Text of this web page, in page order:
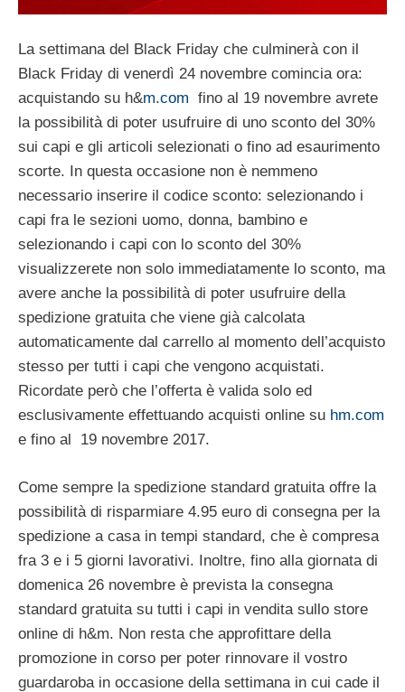
La settimana del Black Friday che culminerà con il
Black Friday di venerdì 24 novembre comincia ora:
acquistando su h&m.com fino al 19 novembre avrete
la possibilità di poter usufruire di uno sconto del 30%
sui capi e gli articoli selezionati o fino ad esaurimento
scorte. In questa occasione non è nemmeno
necessario inserire il codice sconto: selezionando i
capi fra le sezioni uomo, donna, bambino e
selezionando i capi con lo sconto del 30%
visualizzerete non solo immediatamente lo sconto, ma
avere anche la possibilità di poter usufruire della
spedizione gratuita che viene già calcolata
automaticamente dal carrello al momento dell’acquisto
stesso per tutti i capi che vengono acquistati.
Ricordate però che l’offerta è valida solo ed
esclusivamente effettuando acquisti online su hm.com
e fino al 19 novembre 2017.
Come sempre la spedizione standard gratuita offre la
possibilità di risparmiare 4.95 euro di consegna per la
spedizione a casa in tempi standard, che è compresa
fra 3 e i 5 giorni lavorativi. Inoltre, fino alla giornata di
domenica 26 novembre è prevista la consegna
standard gratuita su tutti i capi in vendita sullo store
online di h&m. Non resta che approfittare della
promozione in corso per poter rinnovare il vostro
guardaroba in occasione della settimana in cui cade il